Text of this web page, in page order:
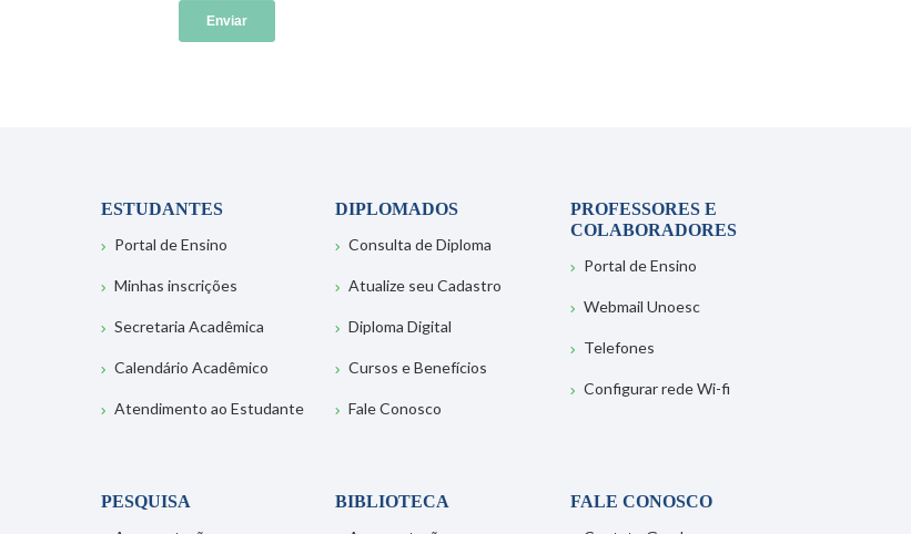
ESTUDANTES
Portal de Ensino
Minhas inscrições
Secretaria Acadêmica
Calendário Acadêmico
Atendimento ao Estudante
DIPLOMADOS
Consulta de Diploma
Atualize seu Cadastro
Diploma Digital
Cursos e Benefícios
Fale Conosco
PROFESSORES E
COLABORADORES
Portal de Ensino
Webmail Unoesc
Telefones
Configurar rede Wi-fi
PESQUISA
BIBLIOTECA
FALE CONOSCO